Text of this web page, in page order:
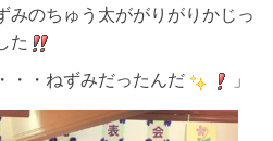
みのちゅう太ががりがりかじっ
た
・・ねずみだったんだ
」